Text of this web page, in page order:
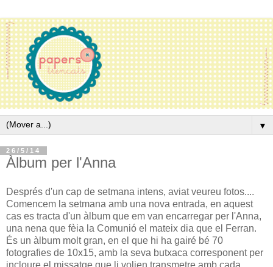
▼
26/5/14
Àlbum per l'Anna
Després d'un cap de setmana intens, aviat veureu fotos....
Comencem la setmana amb una nova entrada, en aquest
cas es tracta d'un àlbum que em van encarregar per l'Anna,
una nena que fèia la Comunió el mateix dia que el Ferran.
És un àlbum molt gran, en el que hi ha gairé bé 70
fotografies de 10x15, amb la seva butxaca corresponent per
incloure el missatge que li volien transmetre amb cada